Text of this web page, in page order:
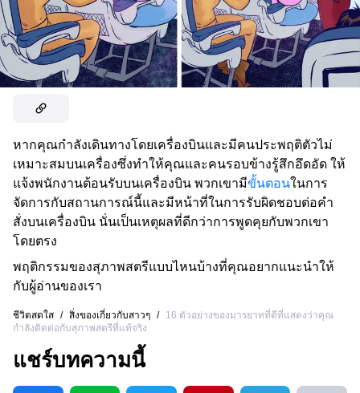
หากคุณกำลังเดินทางโดยเครื่องบินและมีคนประพฤติตัวไม่
เหมาะสมบนเครื่องซึ่งทำให้คุณและคนรอบข้างรู้สึกอึดอัด ให้
แจ้งพนักงานต้อนรับบนเครื่องบิน พวกเขามีขั้นตอนในการ
จัดการกับสถานการณ์นี้และมีหน้าที่ในการรับผิดชอบต่อคำ
สั่งบนเครื่องบิน นั่นเป็นเหตุผลที่ดีกว่าการพูดคุยกับพวกเขา
โดยตรง
พฤติกรรมของสุภาพสตรีแบบไหนบ้างที่คุณอยากแนะนำให้
กับผู้อ่านของเรา
ชีวิตสดใส / สิ่งของเกี่ยวกับสาวๆ /
16 ตัวอย่างของมารยาทที่ดีที่แสดงว่าคุณ
กำลังติดต่อกับสุภาพสตรีที่แท้จริง
แชร์บทความนี้